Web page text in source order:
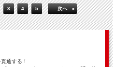
3 4 5 次へ
通する！